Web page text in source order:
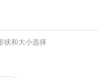
状和大小选择